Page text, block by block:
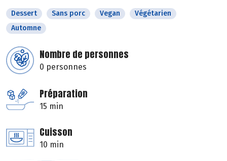
Dessert Sans porc Vegan
Végétarien
Automne
Nombre de personnes
0 personnes
Préparation
15 min
Cuisson
10 min